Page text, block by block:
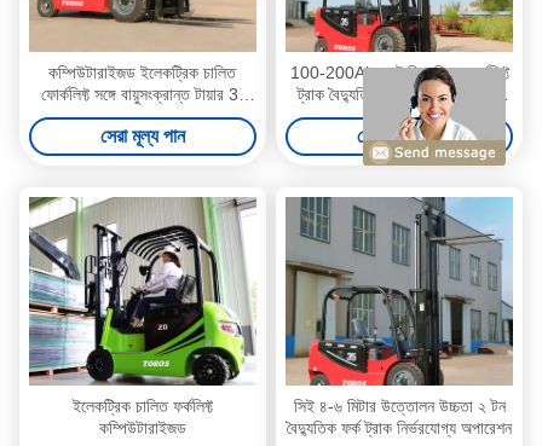
কম্পিউটারাইজড ইলেকট্রিক চালিত
ফোর্কলিফ্ট সঙ্গে বায়ুসংক্রান্ত টায়ার 3-
4m ঘুরতে ব্যাসার্ধ
সেরা মূল্য পান
100-200Ah ব্যাটারি চালিত ফোর্কলিফ্ট
ট্রাক বৈদ্যুতিক counterbalance
ফোর্কলিফ্ট
সেরা মূল্য পান
ইলেকট্রিক চালিত ফর্কলিফ্ট
কম্পিউটারাইজড
সিই ৪-৬ মিটার উত্তোলন উচ্চতা ২ টন
বৈদ্যুতিক ফর্ক ট্রাক নির্ভরযোগ্য অপারেশন